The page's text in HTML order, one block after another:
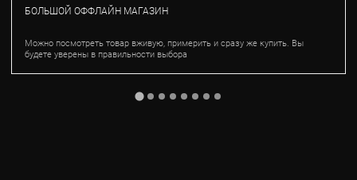
БОЛЬШОЙ ОФФЛАЙН МАГАЗИН
Можно посмотреть товар вживую, примерить и сразу же купить. Вы
будете уверены в правильности выбора